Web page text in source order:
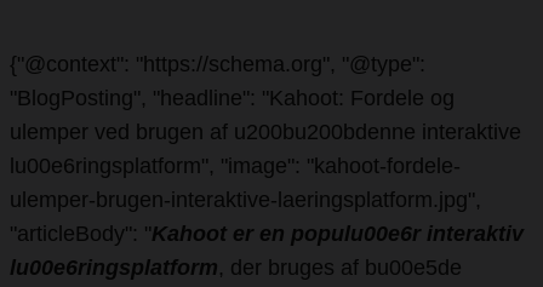
{"@context": "https://schema.org", "@type":
"BlogPosting", "headline": "Kahoot: Fordele og
ulemper ved brugen af u200bu200bdenne interaktive
lu00e6ringsplatform", "image": "kahoot-fordele-
ulemper-brugen-interaktive-laeringsplatform.jpg",
"articleBody": "Kahoot er en populu00e6r interaktiv
lu00e6ringsplatform, der bruges af bu00e5de